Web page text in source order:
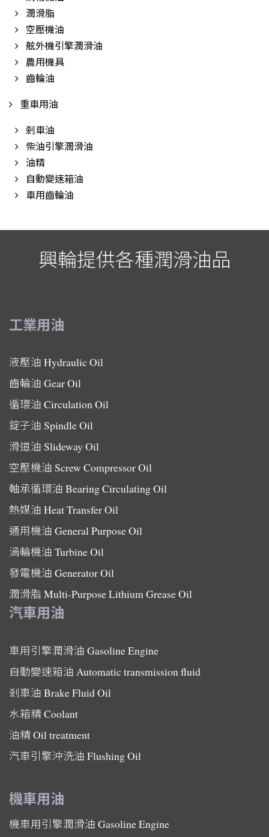
潤滑脂
空壓機油
舷外機引擎潤滑油
農用機具
齒輪油
重車用油
剎車油
柴油引擎潤滑油
油精
自動變速箱油
車用齒輪油
興輪提供各種潤滑油品
工業用油
液壓油 Hydraulic Oil
齒輪油 Gear Oil
循環油 Circulation Oil
錠子油 Spindle Oil
滑道油 Slideway Oil
空壓機油 Screw Compressor Oil
軸承循環油 Bearing Circulating Oil
熱媒油 Heat Transfer Oil
通用機油 General Purpose Oil
渦輪機油 Turbine Oil
發電機油 Generator Oil
潤滑脂 Multi-Purpose Lithium Grease Oil
汽車用油
車用引擎潤滑油 Gasoline Engine
自動變速箱油 Automatic transmission fluid
剎車油 Brake Fluid Oil
水箱精Coolant
油精Oil treatment
汽車引擎沖洗油 Flushing Oil
機車用油
機車用引擎潤滑油 Gasoline Engine